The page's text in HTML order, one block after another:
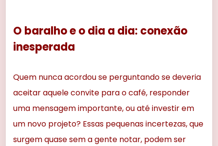
O baralho e o dia a dia: conexão
inesperada
Quem nunca acordou se perguntando se deveria
aceitar aquele convite para o café, responder
uma mensagem importante, ou até investir em
um novo projeto? Essas pequenas incertezas, que
surgem quase sem a gente notar, podem ser